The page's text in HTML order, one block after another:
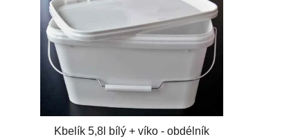
Kbelík 5,8l bílý + víko - obdélník